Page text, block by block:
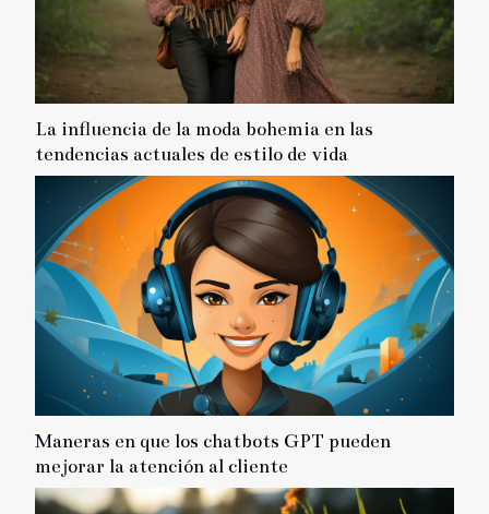
La influencia de la moda bohemia en las
tendencias actuales de estilo de vida
Maneras en que los chatbots GPT pueden
mejorar la atención al cliente